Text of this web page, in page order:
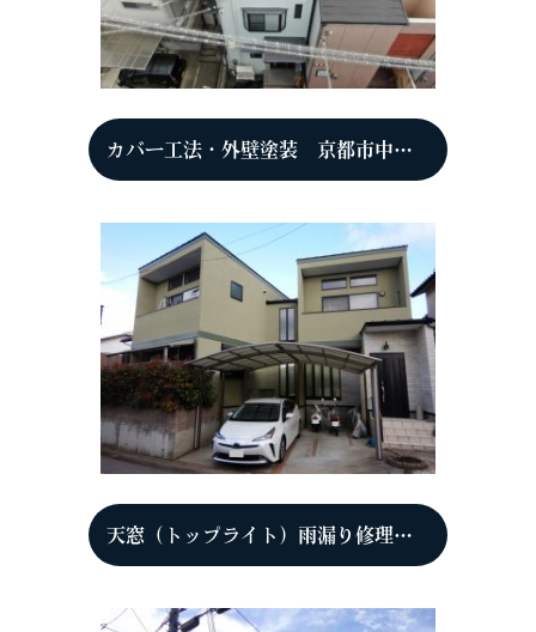
カバー工法・外壁塗装 京都市中京区 F様
天窓（トップライト）雨漏り修理 立平333 京都市西京区 K様